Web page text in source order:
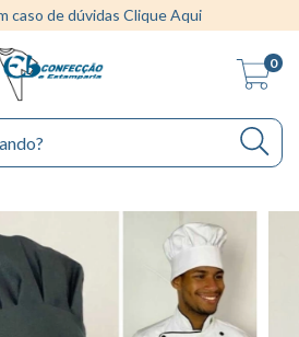
caso de dúvidas Clique Aqui
0